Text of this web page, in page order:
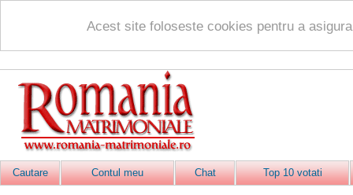
Acest site foloseste cookies pentru a
Cautare Contul meu Chat Top 10 votati